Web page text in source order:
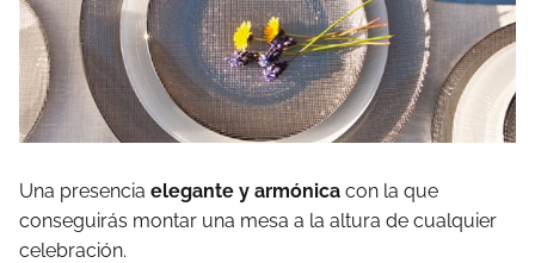
Una presencia elegante y armónica con la que
conseguirás montar una mesa a la altura de cualquier
celebración.